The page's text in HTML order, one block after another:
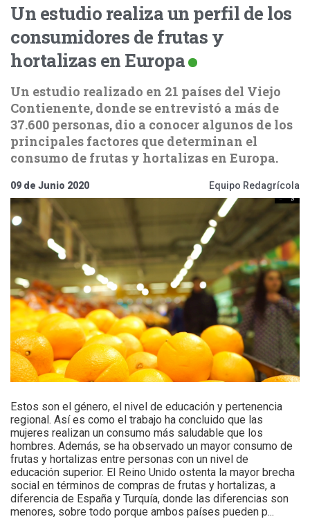
Un estudio realiza un perfil de los
consumidores de frutas y
hortalizas en Europa
Un estudio realizado en 21 países del Viejo
Contienente, donde se entrevistó a más de
37.600 personas, dio a conocer algunos de los
principales factores que determinan el
consumo de frutas y hortalizas en Europa.
09 de Junio 2020 Equipo Redagrícola
Estos son el género, el nivel de educación y pertenencia
regional. Así es como el trabajo ha concluido que las
mujeres realizan un consumo más saludable que los
hombres. Además, se ha observado un mayor consumo de
frutas y hortalizas entre personas con un nivel de
educación superior. El Reino Unido ostenta la mayor brecha
social en términos de compras de frutas y hortalizas, a
diferencia de España y Turquía, donde las diferencias son
menores, sobre todo porque ambos países pueden p...